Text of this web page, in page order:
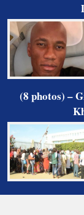
(8 photos) –